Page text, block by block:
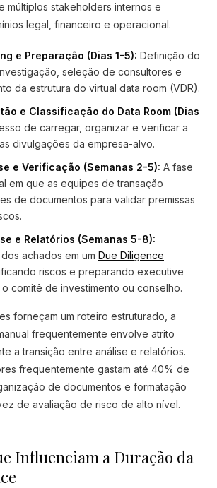
múltiplos stakeholders internos e
legal, financeiro e operacional.
e Preparação (Dias 1-5): Definição do
seleção de consultores e
da estrutura do virtual data room (VDR).
e Classificação do Data Room (Dias
de carregar, organizar e verificar a
divulgações da empresa-alvo.
e Verificação (Semanas 2-5): A fase
em que as equipes de transação
de documentos para validar premissas
e Relatórios (Semanas 5-8):
achados em um Due Diligence
riscos e preparando executive
comitê de investimento ou conselho.
forneçam um roteiro estruturado, a
frequentemente envolve atrito
a transição entre análise e relatórios.
frequentemente gastam até 40% de
de documentos e formatação
de avaliação de risco de alto nível.
Influenciam a Duração da